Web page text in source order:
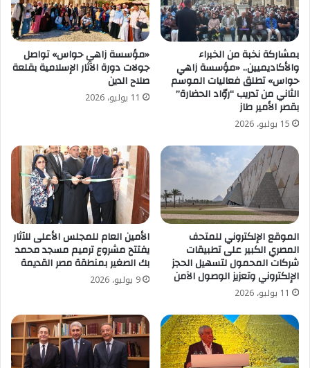
بمشاركة نخبة من الخبراء
والأكاديميين.. «مؤسسة زاهي
حواس» تطلق فعاليات الموسم
الثاني من تدريب “روّاد الحضارة”
بقصر الأمير طاز
15 يوليو، 2026
«مؤسسة زاهي حواس» تواصل
جولات دورة الآثار الإسلامية بقلعة
صلاح الدين
11 يوليو، 2026
الموقع الإلكتروني للمتحف
المصري الكبير على تطبيقات
شركات المحمول لتسهيل الحجز
الإلكتروني وتعزيز الوصول الآمن
11 يوليو، 2026
الأمين العام للمجلس الأعلى للآثار
يفتتح مشروع ترميم مسجد محمد
بك الصغير بمنطقة مصر القديمة
9 يوليو، 2026